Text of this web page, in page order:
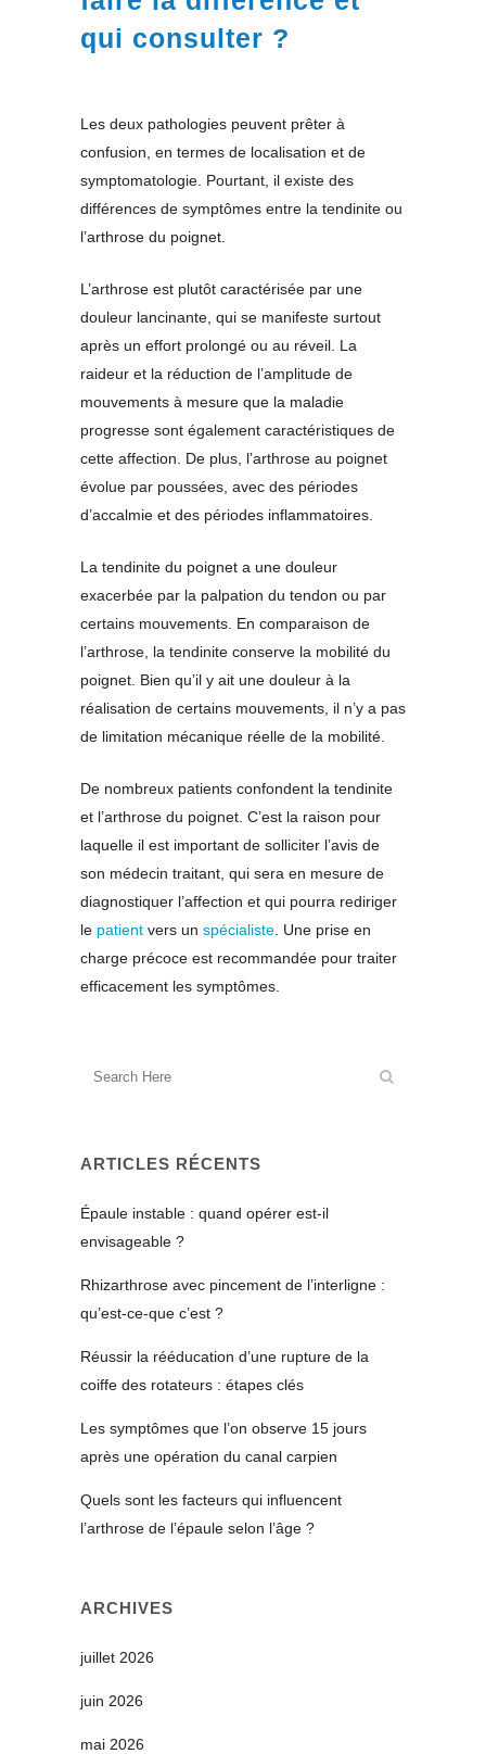
qui consulter ?
Les deux pathologies peuvent prêter à
confusion, en termes de localisation et de
symptomatologie. Pourtant, il existe des
différences de symptômes entre la tendinite ou
l’arthrose du poignet.
L’arthrose est plutôt caractérisée par une
douleur lancinante, qui se manifeste surtout
après un effort prolongé ou au réveil. La
raideur et la réduction de l’amplitude de
mouvements à mesure que la maladie
progresse sont également caractéristiques de
cette affection. De plus, l’arthrose au poignet
évolue par poussées, avec des périodes
d’accalmie et des périodes inflammatoires.
La tendinite du poignet a une douleur
exacerbée par la palpation du tendon ou par
certains mouvements. En comparaison de
l’arthrose, la tendinite conserve la mobilité du
poignet. Bien qu’il y ait une douleur à la
réalisation de certains mouvements, il n’y a pas
de limitation mécanique réelle de la mobilité.
De nombreux patients confondent la tendinite
et l’arthrose du poignet. C’est la raison pour
laquelle il est important de solliciter l’avis de
son médecin traitant, qui sera en mesure de
diagnostiquer l’affection et qui pourra rediriger
le patient vers un spécialiste . Une prise en
charge précoce est recommandée pour traiter
efficacement les symptômes.
ARTICLES RÉCENTS
Épaule instable : quand opérer est-il
envisageable ?
Rhizarthrose avec pincement de l’interligne :
qu’est-ce-que c’est ?
Réussir la rééducation d’une rupture de la
coiffe des rotateurs : étapes clés
Les symptômes que l’on observe 15 jours
après une opération du canal carpien
Quels sont les facteurs qui influencent
l’arthrose de l’épaule selon l’âge ?
ARCHIVES
juillet 2026
juin 2026
mai 2026